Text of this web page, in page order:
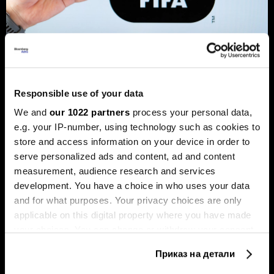
Responsible use of your data
We and our 1022 partners process your personal data,
e.g. your IP-number, using technology such as cookies to
store and access information on your device in order to
serve personalized ads and content, ad and content
measurement, audience research and services
development. You have a choice in who uses your data
and for what purposes. Your privacy choices are only
applicable on this digital property where you have made
Приказ на детали
СП како фабрика за пари: Кои се
вистинските победници во
со „Блумберг Адрија“ за деловната страна на
фудбалот и пазарот што се менува под влијание на
новите инвеститори и технологијата.